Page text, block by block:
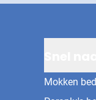
Mokken